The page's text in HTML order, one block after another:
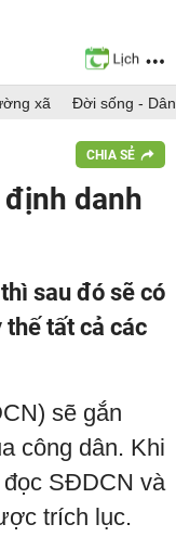
xã Đời sống -
CHIA SẺ
danh
sau đó sẽ có
tất cả các
sẽ gắn
công dân. Khi
SĐDCN và
trích lục.